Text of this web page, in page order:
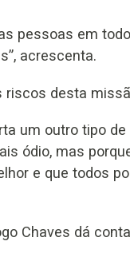
pessoas em
acrescenta.
riscos desta
um outro tipo
ódio, mas
e que todos
Chaves dá